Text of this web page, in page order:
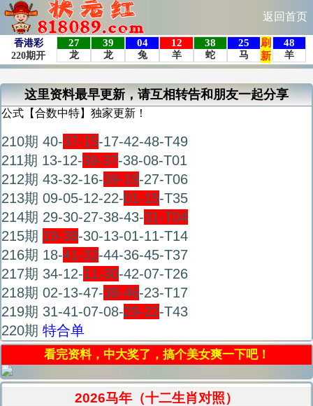
返回首页
这里资料最早更新，请互相转告和朋友一起分享
公式【合数中特】独家更新！
210期 40-37-15-17-42-48-T49
211期 13-12-39-37-38-08-T01
212期 43-32-16-39-19-27-T06
213期 09-05-12-22-01-15-T35
214期 29-30-27-38-43-31-T04
215期 19-38-30-13-01-11-T14
216期 18-41-32-44-36-45-T37
217期 34-12-11-30-42-07-T26
218期 02-13-47-38-46-23-T17
219期 31-41-07-08-29-22-T43
220期 特合单
看完资料，中大奖了，搞个美女爽一下吧！
2026马年（十二生肖对照）